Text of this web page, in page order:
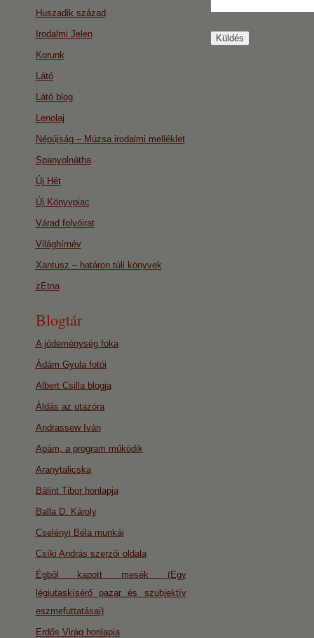
Huszadik század
Irodalmi Jelen
Korunk
Látó
Látó blog
Lenolaj
Népújság – Múzsa irodalmi melléklet
Spanyolnátha
Új Hét
Új Könyvpiac
Várad folyóirat
Világhírnév
Xantusz – határon túli könyvek
zEtna
Blogtár
A jódeménység foka
Ádám Gyula fotói
Albert Csilla blogja
Áldás az utazóra
Andrassew Iván
Apám, a program működik
Aranytalicska
Bálint Tibor honlapja
Balla D. Károly
Cselényi Béla munkái
Csíki András szerzői oldala
Égből kapott mesék (Egy
légiutaskísérő pazar és szubjektív
eszmefuttatásai)
Erdős Virág honlapja